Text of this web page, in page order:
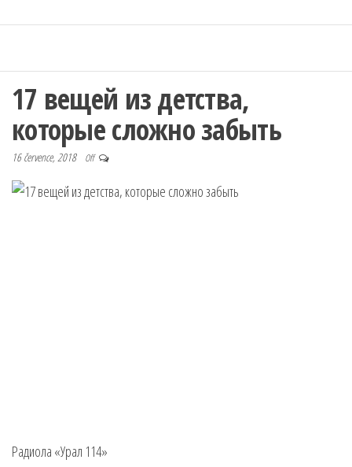
17 вещей из детства,
которые сложно забыть
16 července, 2018 Off
Радиола «Урал 114»